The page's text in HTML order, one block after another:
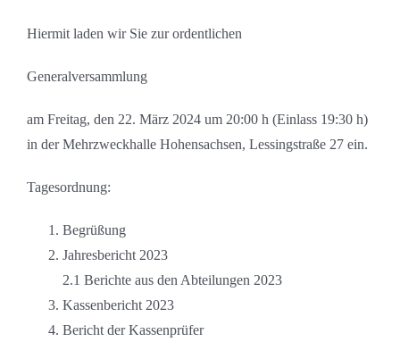
Hiermit laden wir Sie zur ordentlichen
Generalversammlung
am Freitag, den 22. März 2024 um 20:00 h (Einlass 19:30 h)
in der Mehrzweckhalle Hohensachsen, Lessingstraße 27 ein.
Tagesordnung:
Begrüßung
Jahresbericht 2023
2.1 Berichte aus den Abteilungen 2023
Kassenbericht 2023
Bericht der Kassenprüfer